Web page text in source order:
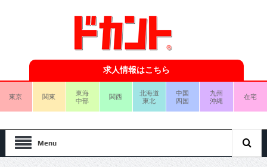
求人情報はこちら
東京 関東
東海
中部
関西
北海道
東北
中国
四国
九州
沖縄
在宅
Menu